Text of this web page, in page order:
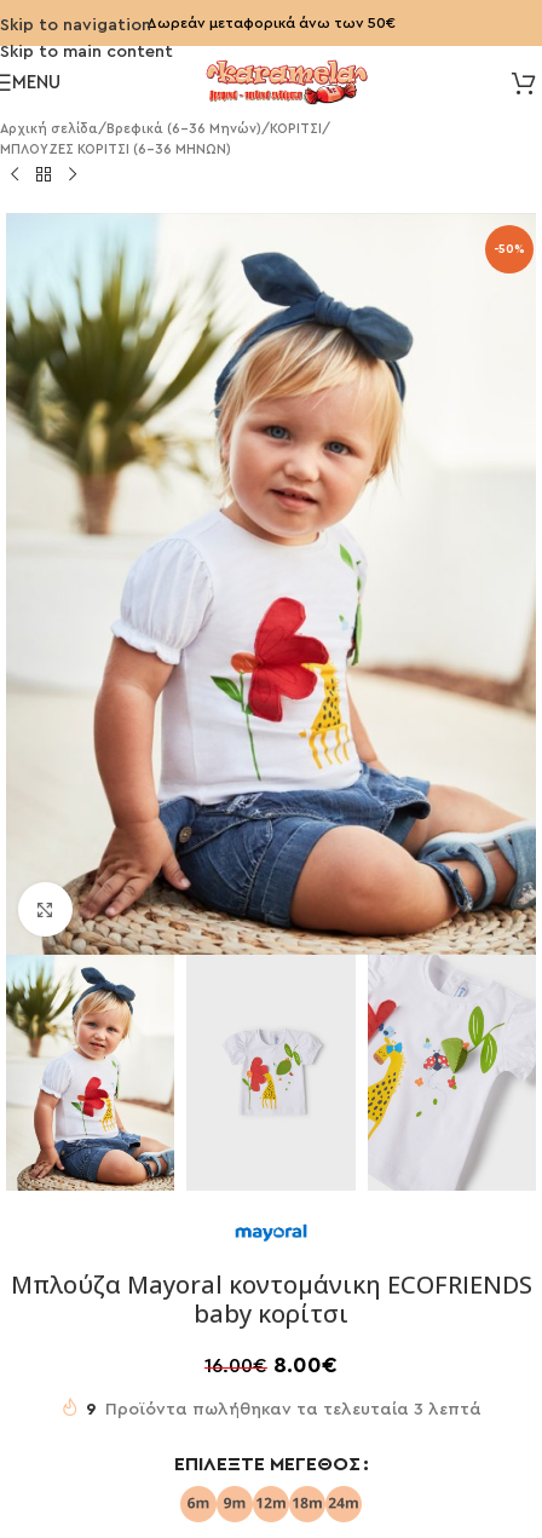
Skip to navigation
Skip to main content
Δωρεάν μεταφορικά άνω των 50€
MENU
Αρχική σελίδα/ Βρεφικά (6-36 Μηνών)/ ΚΟΡΙΤΣΙ /
ΜΠΛΟΥΖΕΣ ΚΟΡΙΤΣΙ (6-36 ΜΗΝΩΝ)
-50%
Click to enlarge
Μπλούζα Mayoral κοντομάνικη ECOFRIENDS
baby κορίτσι
16.00€ 8.00€
9 Προϊόντα πωλήθηκαν τα τελευταία 3 λεπτά
ΕΠΙΛΈΞΤΕ ΜΈΓΕΘΟΣ